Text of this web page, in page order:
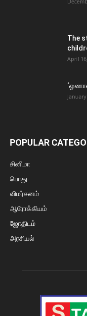
The
April
POPULAR
சினிமா
பொது
விமர்சனம்
ஆரோக்கியம்
ஜோதிடம்
அரசியல்